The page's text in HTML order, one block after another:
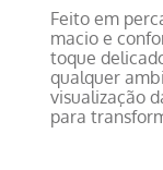
Feito em
macio e
toque
qualquer
visualização
para